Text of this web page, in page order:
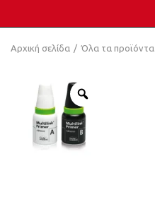
Αρχική σελίδα Όλα τα προϊόντα